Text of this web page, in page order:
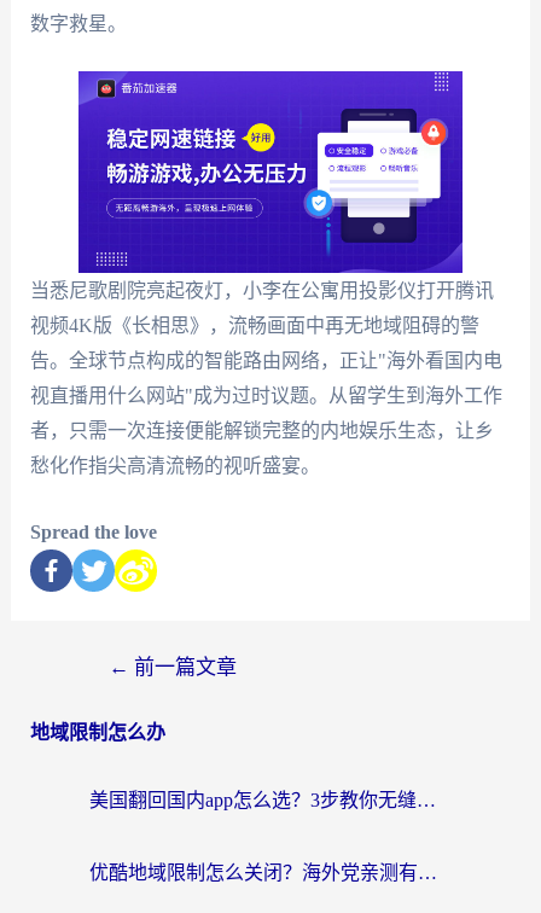
数字救星。
当悉尼歌剧院亮起夜灯，小李在公寓用投影仪打开腾讯
视频4K版《长相思》，流畅画面中再无地域阻碍的警
告。全球节点构成的智能路由网络，正让"海外看国内电
视直播用什么网站"成为过时议题。从留学生到海外工作
者，只需一次连接便能解锁完整的内地娱乐生态，让乡
愁化作指尖高清流畅的视听盛宴。
Spread the love
← 前一篇文章
地域限制怎么办
美国翻回国内app怎么选？3步教你无缝刷剧、登12123、访问国内网站
优酷地域限制怎么关闭？海外党亲测有效的追剧加速器选择指南